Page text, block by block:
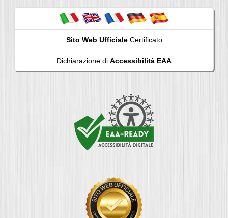
Sito Web UfficialeCertificato
Dichiarazione di Accessibilità EAA